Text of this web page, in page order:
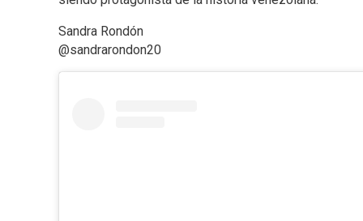
Sandra Rondón
@sandrarondon20